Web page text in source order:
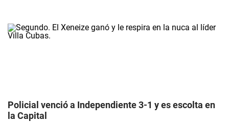
Policial venció a Independiente 3-1 y es escolta en
la Capital